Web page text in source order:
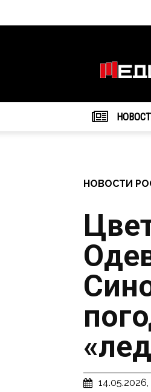
НОВОСТИ
14.05.2026,